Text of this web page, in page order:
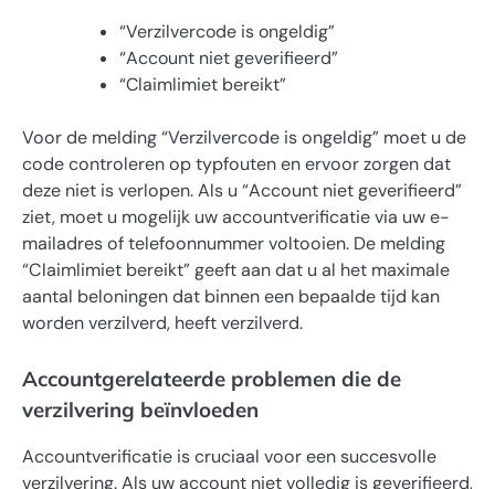
“Verzilvercode is ongeldig”
“Account niet geverifieerd”
“Claimlimiet bereikt”
Voor de melding “Verzilvercode is ongeldig” moet u de
code controleren op typfouten en ervoor zorgen dat
deze niet is verlopen. Als u “Account niet geverifieerd”
ziet, moet u mogelijk uw accountverificatie via uw e-
mailadres of telefoonnummer voltooien. De melding
“Claimlimiet bereikt” geeft aan dat u al het maximale
aantal beloningen dat binnen een bepaalde tijd kan
worden verzilverd, heeft verzilverd.
Accountgerelateerde problemen die de
verzilvering beïnvloeden
Accountverificatie is cruciaal voor een succesvolle
verzilvering. Als uw account niet volledig is geverifieerd,